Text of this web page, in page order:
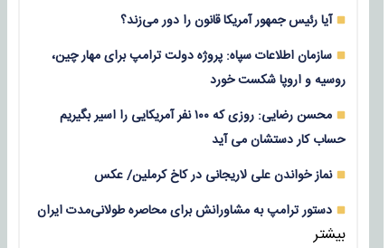
آیا رئیس جمهور آمریکا قانون را دور می‌زند؟
سازمان اطلاعات سپاه: پروژه دولت ترامپ برای مهار چین،
روسیه و اروپا شکست خورد
محسن رضایی: روزی که ۱۰۰ نفر آمریکایی را اسیر بگیریم
حساب کار دستشان می آید
نماز خواندن علی لاریجانی در کاخ کرملین/ عکس
دستور ترامپ به مشاورانش برای محاصره طولانی‌مدت ایران
بیشتر